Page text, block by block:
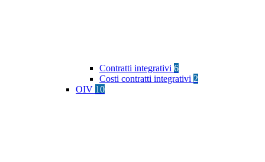
Contratti integrativi 6
Costi contratti integrativi 2
OIV 10